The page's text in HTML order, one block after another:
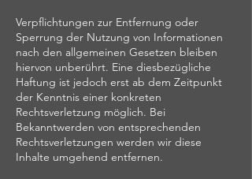
Verpflichtungen zur Entfernung oder
Sperrung der Nutzung von Informationen
nach den allgemeinen Gesetzen bleiben
hiervon unberührt. Eine diesbezügliche
Haftung ist jedoch erst ab dem Zeitpunkt
der Kenntnis einer konkreten
Rechtsverletzung möglich. Bei
Bekanntwerden von entsprechenden
Rechtsverletzungen werden wir diese
Inhalte umgehend entfernen.